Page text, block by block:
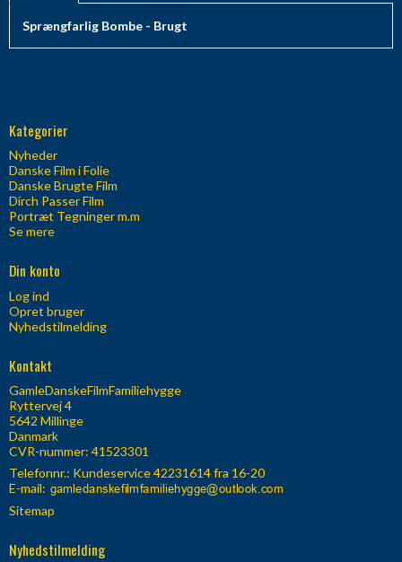
Sprængfarlig Bombe - Brugt
Kategorier
Nyheder
Danske Film i Folie
Danske Brugte Film
Dirch Passer Film
Portræt Tegninger m.m
Se mere
Din konto
Log ind
Opret bruger
Nyhedstilmelding
Kontakt
GamleDanskeFilmFamiliehygge
Ryttervej 4
5642 Millinge
Danmark
CVR-nummer: 41523301
Telefonnr.: Kundeservice 42231614 fra 16-20
E-mail:
Sitemap
Nyhedstilmelding